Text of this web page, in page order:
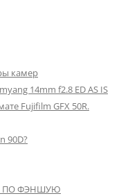
камер
14mm f2.8 ED AS IS
Fujifilm GFX 50R.
90D?
ПО ФЭНШУЮ